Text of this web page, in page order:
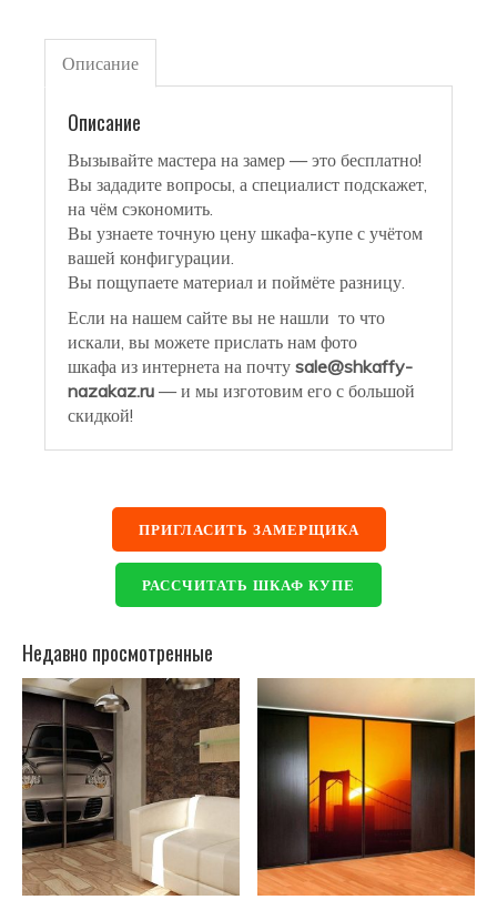
Описание
Описание
Вызывайте мастера на замер — это бесплатно!
Вы зададите вопросы, а специалист подскажет,
на чём сэкономить.
Вы узнаете точную цену шкафа-купе с учётом
вашей конфигурации.
Вы пощупаете материал и поймёте разницу.
Если на нашем сайте вы не нашли то что
искали, вы можете прислать нам фото
шкафа из интернета на почту sale@shkaffy-
nazakaz.ru — и мы изготовим его с большой
скидкой!
ПРИГЛАСИТЬ ЗАМЕРЩИКА
РАССЧИТАТЬ ШКАФ КУПЕ
Недавно просмотренные